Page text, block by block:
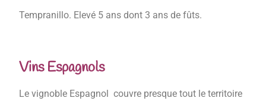
Tempranillo. Elevé 5 ans dont 3 ans de fûts.
Vins Espagnols
Le vignoble Espagnol couvre presque tout le territoire